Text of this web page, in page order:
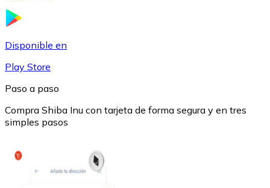
Disponible en
Play Store
Paso a paso
Compra Shiba Inu con tarjeta de forma segura y en tres
simples pasos